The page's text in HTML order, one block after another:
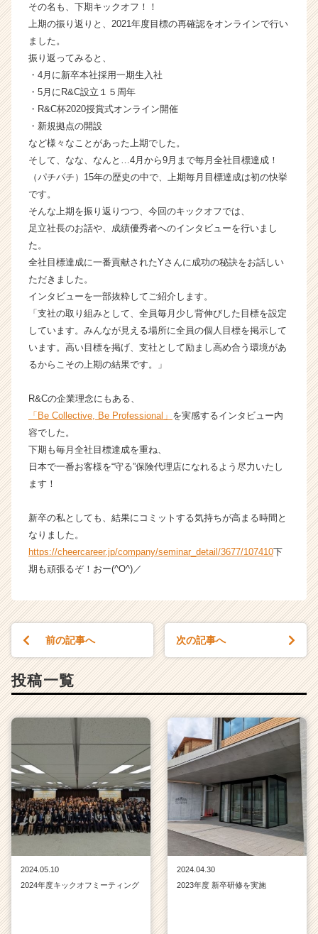
成
長
ス
カ
ト
が
届
活
サ
ト
ア
ャ
リ
ア
（C
e
e
a
r
r）
その名も、下期キックオフ！！
上期の振り返りと、2021年度目標の再確認をオンラインで行い
ました。
振り返ってみると、
・4月に新卒本社採用一期生入社
・5月にR&C設立１５周年
・R&C杯2020授賞式オンライン開催
・新規拠点の開設
など様々なことがあった上期でした。
そして、なな、なんと…4月から9月まで毎月全社目標達成！
（パチパチ）15年の歴史の中で、上期毎月目標達成は初の快挙
です。
そんな上期を振り返りつつ、今回のキックオフでは、
足立社長のお話や、成績優秀者へのインタビューを行いまし
た。
全社目標達成に一番貢献されたYさんに成功の秘訣をお話しい
ただきました。
インタビューを一部抜粋してご紹介します。
「支社の取り組みとして、全員毎月少し背伸びした目標を設定
しています。みんなが見える場所に全員の個人目標を掲示して
います。高い目標を掲げ、支社として励まし高め合う環境があ
るからこその上期の結果です。」
R&Cの企業理念にもある、
「Be Collective, Be Professional」 を実感するインタビュー内
容でした。
下期も毎月全社目標達成を重ね、
日本で一番お客様を“守る”保険代理店になれるよう尽力いたし
ます！
新卒の私としても、結果にコミットする気持ちが高まる時間と
なりました。
https://cheercareer.jp/company/seminar_detail/3677/107410下
期も頑張るぞ！おー(^O^)／
前の記事へ 次の記事へ
投稿一覧
2024.05.10
2024年度キックオフミーティング
2024.04.30
2023年度 新卒研修を実施